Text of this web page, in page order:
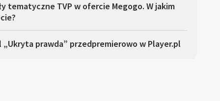
tematyczne TVP w ofercie Megogo. W jakim
„Ukryta prawda” przedpremierowo w Player.pl